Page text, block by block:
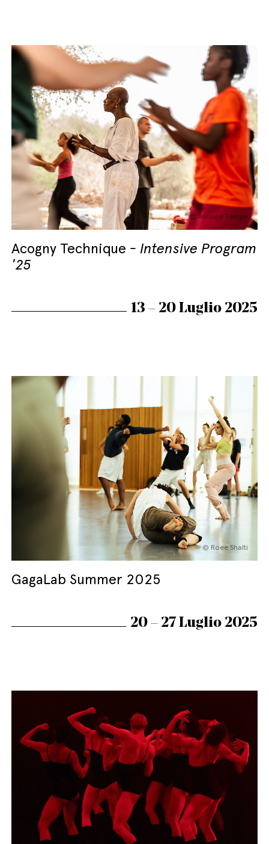
© Antoine Tempé
Acogny Technique
Intensive Program
'25
13 – 20 Luglio 2025
© Roee Shalti
GagaLab Summer 2025
20 – 27 Luglio 2025